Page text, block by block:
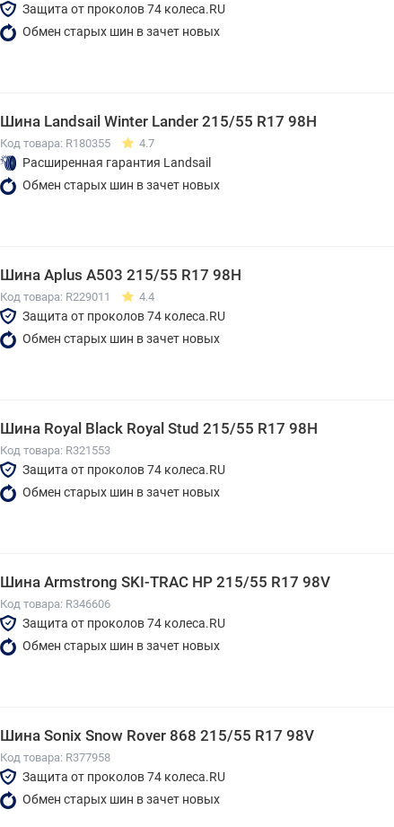
Защита от проколов 74 колеса.RU
Обмен старых шин в зачет новых
Шина Landsail Winter Lander 215/55 R17 98H
Код товара: R180355 4.7
Расширенная гарантия Landsail
Обмен старых шин в зачет новых
Шина Aplus A503 215/55 R17 98H
Код товара: R229011 4.4
Защита от проколов 74 колеса.RU
Обмен старых шин в зачет новых
Шина Royal Black Royal Stud 215/55 R17 98H
Код товара: R321553
Защита от проколов 74 колеса.RU
Обмен старых шин в зачет новых
Шина Armstrong SKI-TRAC HP 215/55 R17 98V
Код товара: R346606
Защита от проколов 74 колеса.RU
Обмен старых шин в зачет новых
Шина Sonix Snow Rover 868 215/55 R17 98V
Код товара: R377958
Защита от проколов 74 колеса.RU
Обмен старых шин в зачет новых